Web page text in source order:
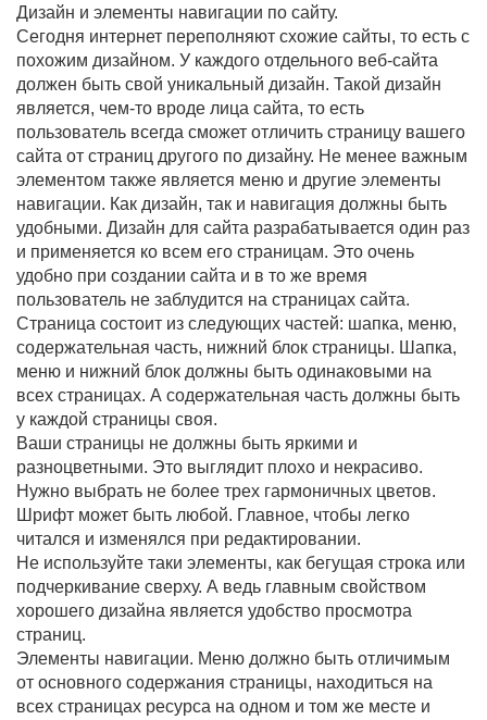
Дизайн и элементы навигации по сайту.
Сегодня интернет переполняют схожие сайты, то есть с
похожим дизайном. У каждого отдельного веб-сайта
должен быть свой уникальный дизайн. Такой дизайн
является, чем-то вроде лица сайта, то есть
пользователь всегда сможет отличить страницу вашего
сайта от страниц другого по дизайну. Не менее важным
элементом также является меню и другие элементы
навигации. Как дизайн, так и навигация должны быть
удобными. Дизайн для сайта разрабатывается один раз
и применяется ко всем его страницам. Это очень
удобно при создании сайта и в то же время
пользователь не заблудится на страницах сайта.
Страница состоит из следующих частей: шапка, меню,
содержательная часть, нижний блок страницы. Шапка,
меню и нижний блок должны быть одинаковыми на
всех страницах. А содержательная часть должны быть
у каждой страницы своя.
Ваши страницы не должны быть яркими и
разноцветными. Это выглядит плохо и некрасиво.
Нужно выбрать не более трех гармоничных цветов.
Шрифт может быть любой. Главное, чтобы легко
читался и изменялся при редактировании.
Не используйте таки элементы, как бегущая строка или
подчеркивание сверху. А ведь главным свойством
хорошего дизайна является удобство просмотра
страниц.
Элементы навигации. Меню должно быть отличимым
от основного содержания страницы, находиться на
всех страницах ресурса на одном и том же месте и